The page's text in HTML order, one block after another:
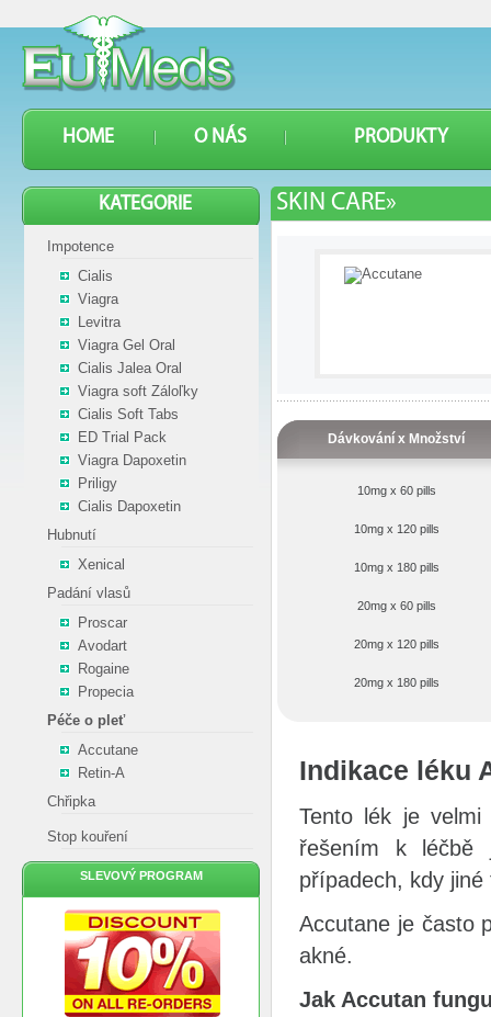
HOME O NÁS PRODUKTY
SKIN CARE»
Dávkování x Množství
10mg x 60 pills
10mg x 120 pills
10mg x 180 pills
20mg x 60 pills
20mg x 120 pills
20mg x 180 pills
Indikace léku
Tento lék je velmi
řešením k léčbě
případech, kdy
Accutane je často
akné.
Jak Accutan
KATEGORIE
Impotence
Cialis
Viagra
Levitra
Viagra Gel Oral
Cialis Jalea Oral
Viagra soft Záloľky
Cialis Soft Tabs
ED Trial Pack
Viagra Dapoxetin
Priligy
Cialis Dapoxetin
Hubnutí
Xenical
Padání vlasů
Proscar
Avodart
Rogaine
Propecia
Péče o pleť
Accutane
Retin-A
Chřipka
Stop kouření
SLEVOVÝ PROGRAM